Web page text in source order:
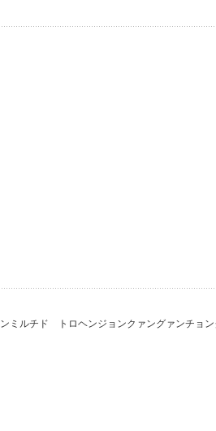
ミルチド トロヘンジョンクァングァンチョ